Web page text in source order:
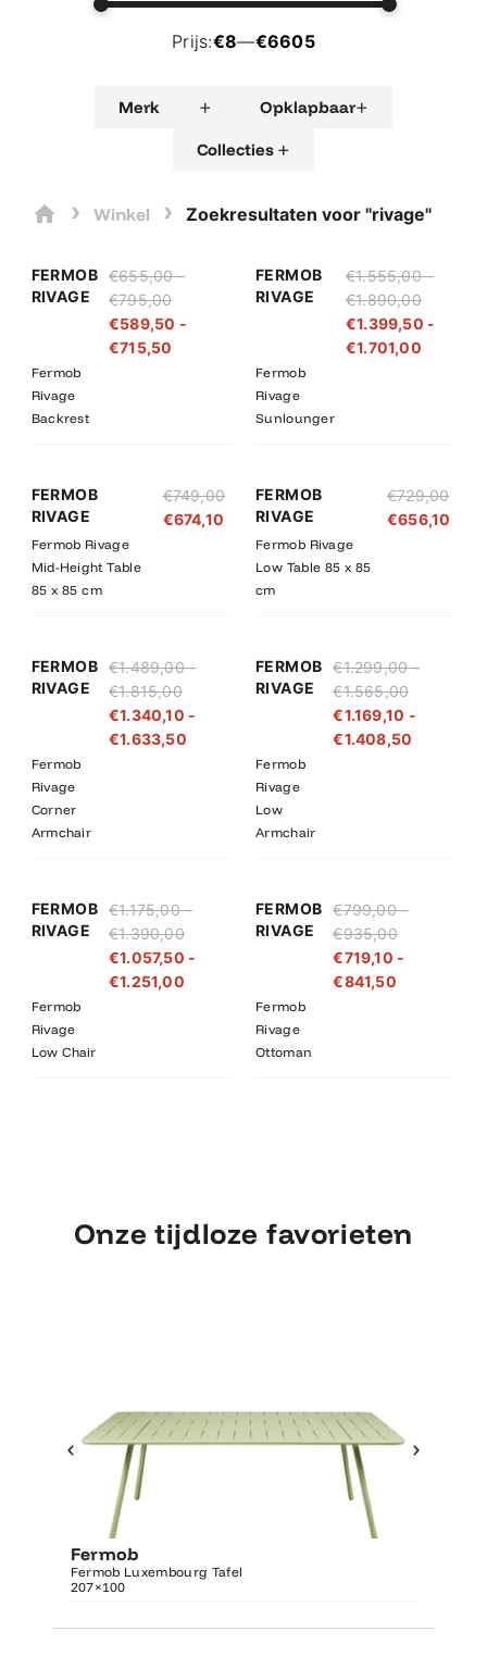
Prijs:€8—€6605
Merk + Opklapbaar+
Collecties +
› Winkel › Zoekresultaten voor "rivage"
FERMOB
RIVAGE
Fermob
Rivage
Backrest
€655,00 -
€795,00
€655,00
tot
€795,00
€589,50 -
€715,50
€589,50
tot
€715,50
FERMOB
RIVAGE
Fermob
Rivage
Sunlounger
€1.555,00 -
€1.890,00tot
€1.399,50 -
€1.701,00
tot
FERMOB
RIVAGE
Fermob Rivage
Mid-Height Table
85 x 85 cm
€749,00
€674,10
FERMOB
RIVAGE
Fermob Rivage
Low Table 85 x 85
cm
€729,00
€656,10
FERMOB
RIVAGE
Fermob
Rivage
Corner
Armchair
€1.489,00 -
€1.815,00
€1.489,00
tot
€1.815,00
€1.340,10 -
€1.633,50
€1.340,10
€1.633,50
FERMOB
RIVAGE
Fermob
Rivage
Low
Armchair
€1.299,00 -
€1.565,00
€1.299,00
tot
€1.565,00
€1.169,10 -
€1.408,50
€1.169,10
FERMOB
RIVAGE
Fermob
Rivage
Low Chair
€1.175,00 -
€1.390,00
€1.175,00
tot
€1.390,00
€1.057,50 -
€1.251,00
€1.057,50
tot
€1.251,00
FERMOB
RIVAGE
Fermob
Rivage
Ottoman
€799,00 -
€935,00
€799,00
tot
€935,00
€719,10 -
€841,50
€719,10
tot
€841,50
Onze tijdloze favorieten
Fermob
Fermob Luxembourg Tafel
207×100
Luxembourg Tafel
207×100